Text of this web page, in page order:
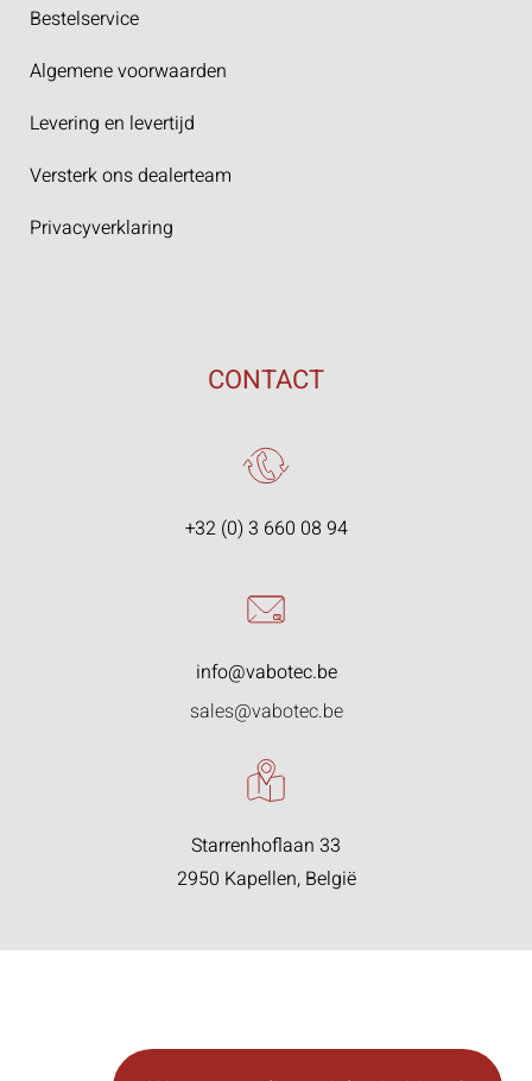
Bestelservice
Algemene voorwaarden
Levering en levertijd
Versterk ons dealerteam
Privacyverklaring
CONTACT
+32 (0) 3 660 08 94
info@vabotec.be
sales@vabotec.be
Starrenhoflaan 33
2950 Kapellen, België